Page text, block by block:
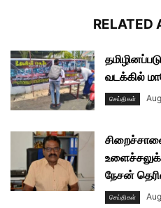
RELATED
வடக்கில்
செய்திகள்
நேசன்
செய்திகள்